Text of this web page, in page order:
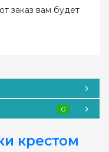
заказ вам будет
0
крестом